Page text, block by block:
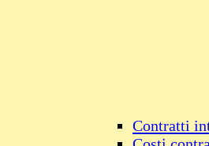
Contratti